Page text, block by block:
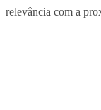
relevância com a